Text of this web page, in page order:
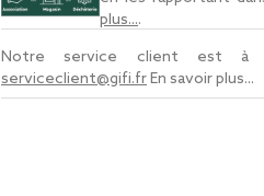
plus....
Notre service client est à
serviceclient@gifi.frEn savoir plus...